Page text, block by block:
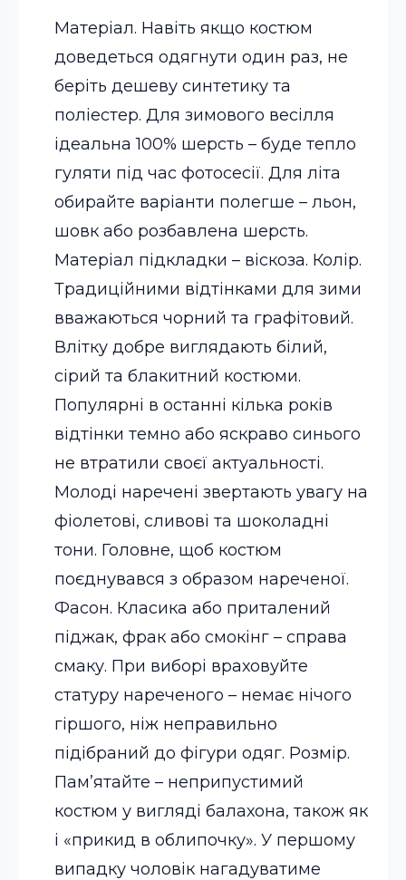
Матеріал. Навіть якщо костюм
доведеться одягнути один раз, не
беріть дешеву синтетику та
поліестер. Для зимового весілля
ідеальна 100% шерсть – буде тепло
гуляти під час фотосесії. Для літа
обирайте варіанти полегше – льон,
шовк або розбавлена шерсть.
Матеріал підкладки – віскоза. Колір.
Традиційними відтінками для зими
вважаються чорний та графітовий.
Влітку добре виглядають білий,
сірий та блакитний костюми.
Популярні в останні кілька років
відтінки темно або яскраво синього
не втратили своєї актуальності.
Молоді наречені звертають увагу на
фіолетові, сливові та шоколадні
тони. Головне, щоб костюм
поєднувався з образом нареченої.
Фасон. Класика або приталений
піджак, фрак або смокінг – справа
смаку. При виборі враховуйте
статуру нареченого – немає нічого
гіршого, ніж неправильно
підібраний до фігури одяг. Розмір.
Пам’ятайте – неприпустимий
костюм у вигляді балахона, також як
і «прикид в облипочку». У першому
випадку чоловік нагадуватиме